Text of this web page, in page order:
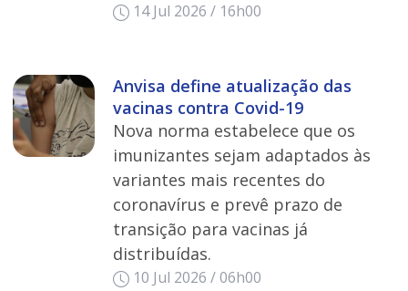
14 Jul 2026 / 16h00
Anvisa define atualização das
vacinas contra Covid-19
Nova norma estabelece que os
imunizantes sejam adaptados às
variantes mais recentes do
coronavírus e prevê prazo de
transição para vacinas já
distribuídas.
10 Jul 2026 / 06h00